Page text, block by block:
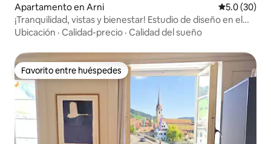
Apartamento en Arni Calificación
5.0 (30)
¡Tranquilidad, vistas y bienestar! Estudio de diseño en el
campo
Ubicación · Calidad-precio · Calidad del sueño
Favorito entre huéspedes
Favorito entre huéspedes